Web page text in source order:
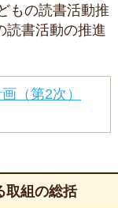
もの読書活動推
読書活動の推進
（第2次）
組の総括